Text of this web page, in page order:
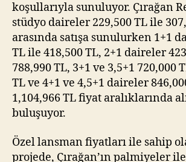
koşullarıyla sunuluyor. Çırağan
stüdyo daireler 229,500 TL ile
arasında satışa sunulurken 1+1
TL ile 418,500 TL, 2+1 daireler
788,990 TL, 3+1 ve 3,5+1 720,000
TL ve 4+1 ve 4,5+1 daireler
1,104,966 TL fiyat aralıklarında
buluşuyor.
Özel lansman fiyatları ile sahip
projede, Çırağan’ın palmiyeler